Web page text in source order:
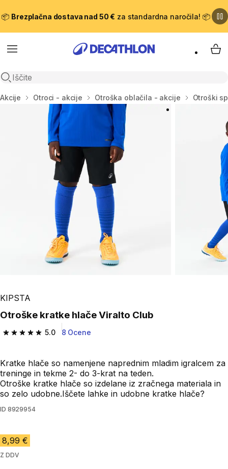
📦 Brezplačna dostava nad 50 € za standardna naročila! 📦
Meni
Odpri iskanje
Domov
Akcije Otroci - akcije Otroška oblačila - akcije Otroški
KIPSTA
Otroške kratke hlače Viralto Club
5.0
5.0 od 5 zvezdic from 8 ocene
8 Ocene
Kratke hlače so namenjene naprednim mladim igralcem za
treninge in tekme 2- do 3-krat na teden.
Otroške kratke hlače so izdelane iz zračnega materiala in
so zelo udobne.Iščete lahke in udobne kratke hlače?
ID 8929954
8,99 €
Z DDV